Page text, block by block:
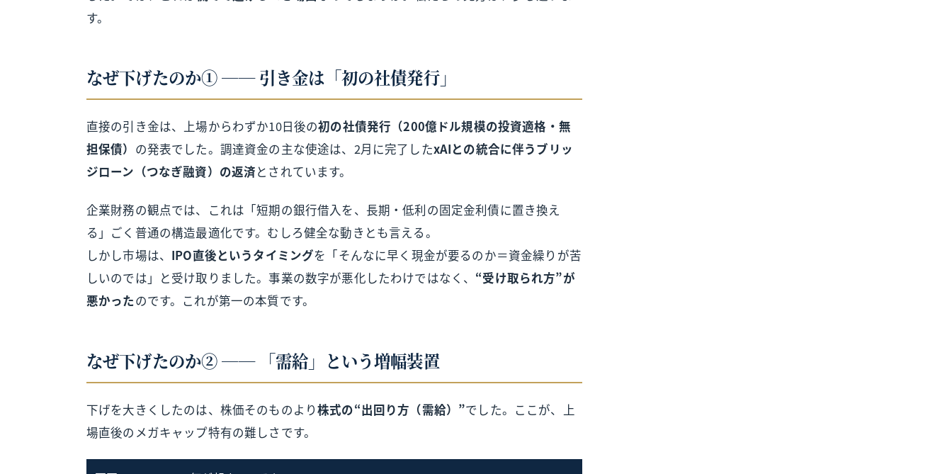
す。
なぜ下げたのか① ── 引き金は「初の社債発行」
直接の引き金は、上場からわずか10日後の初の社債発行（200億ドル規模の投資適格・無
担保債） の発表でした。調達資金の主な使途は、2月に完了したxAIとの統合に伴うブリッ
ジローン（つなぎ融資）の返済とされています。
企業財務の観点では、これは「短期の銀行借入を、長期・低利の固定金利債に置き換え
る」ごく普通の構造最適化です。むしろ健全な動きとも言える。
しかし市場は、 IPO直後というタイミングを「そんなに早く現金が要るのか＝資金繰りが苦
しいのでは」と受け取りました。事業の数字が悪化したわけではなく、 “受け取られ方”が
悪かったのです。これが第一の本質です。
なぜ下げたのか② ── 「需給」という増幅装置
下げを大きくしたのは、株価そのものより株式の“出回り方（需給）”でした。ここが、上
場直後のメガキャップ特有の難しさです。